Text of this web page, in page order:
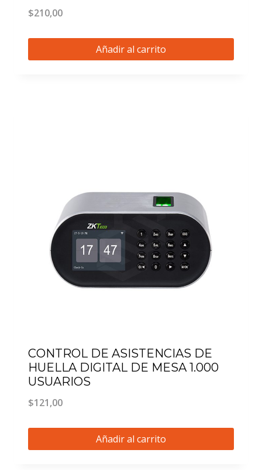
$210,00
Añadir al carrito
CONTROL DE ASISTENCIAS DE
HUELLA DIGITAL DE MESA 1.000
USUARIOS
$121,00
Añadir al carrito